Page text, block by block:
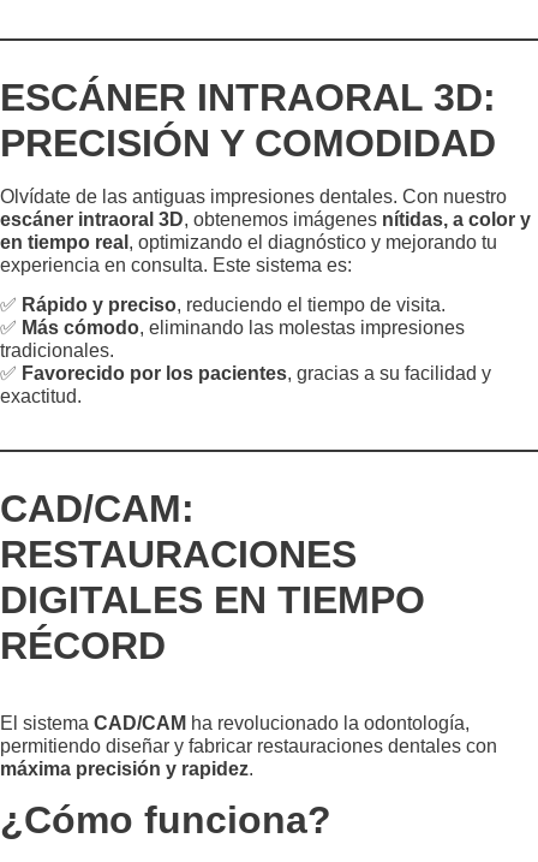
ESCÁNER INTRAORAL 3D:
PRECISIÓN Y COMODIDAD
Olvídate de las antiguas impresiones dentales. Con nuestro
escáner intraoral 3D, obtenemos imágenes nítidas, a color y
en tiempo real , optimizando el diagnóstico y mejorando tu
experiencia en consulta. Este sistema es:
✅ Rápido y preciso, reduciendo el tiempo de visita.
✅ Más cómodo, eliminando las molestas impresiones
tradicionales.
✅ Favorecido por los pacientes, gracias a su facilidad y
exactitud.
CAD/CAM:
RESTAURACIONES
DIGITALES EN TIEMPO
RÉCORD
El sistema CAD/CAM ha revolucionado la odontología,
permitiendo diseñar y fabricar restauraciones dentales con
máxima precisión y rapidez.
¿Cómo funciona?